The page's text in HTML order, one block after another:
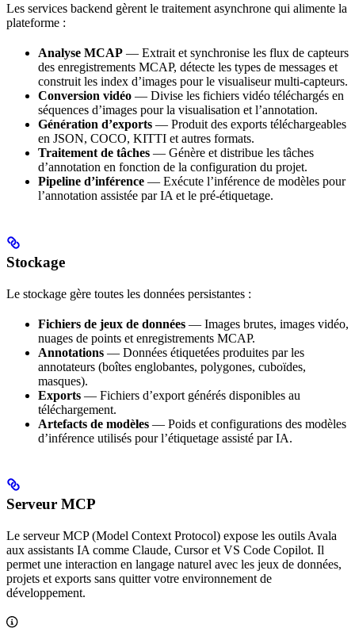
Les services backend gèrent le traitement asynchrone qui alimente la
plateforme :
Analyse MCAP — Extrait et synchronise les flux de capteurs
des enregistrements MCAP, détecte les types de messages et
construit les index d’images pour le visualiseur multi-capteurs.
Conversion vidéo — Divise les fichiers vidéo téléchargés en
séquences d’images pour la visualisation et l’annotation.
Génération d’exports — Produit des exports téléchargeables
en JSON, COCO, KITTI et autres formats.
Traitement de tâches — Génère et distribue les tâches
d’annotation en fonction de la configuration du projet.
Pipeline d’inférence — Exécute l’inférence de modèles pour
l’annotation assistée par IA et le pré-étiquetage.
Stockage
Le stockage gère toutes les données persistantes :
Fichiers de jeux de données — Images brutes, images vidéo,
nuages de points et enregistrements MCAP.
Annotations — Données étiquetées produites par les
annotateurs (boîtes englobantes, polygones, cuboïdes,
masques).
Exports — Fichiers d’export générés disponibles au
téléchargement.
Artefacts de modèles — Poids et configurations des modèles
d’inférence utilisés pour l’étiquetage assisté par IA.
Serveur MCP
Le serveur MCP (Model Context Protocol) expose les outils Avala
aux assistants IA comme Claude, Cursor et VS Code Copilot. Il
permet une interaction en langage naturel avec les jeux de données,
projets et exports sans quitter votre environnement de
développement.